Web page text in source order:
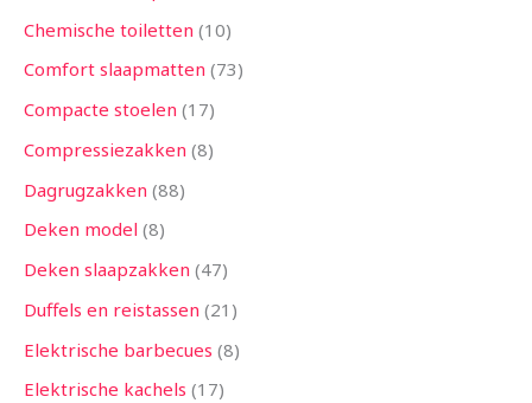
Chemische toiletten 10
Comfort slaapmatten 73
Compacte stoelen 17
Compressiezakken 8
Dagrugzakken 88
Deken model 8
Deken slaapzakken 47
Duffels en reistassen 21
Elektrische barbecues 8
Elektrische kachels 17